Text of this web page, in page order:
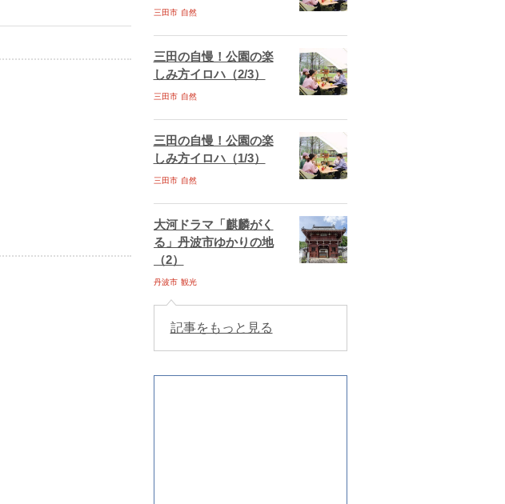
三田市 自然
三田の自慢！公園の楽
しみ方イロハ（2/3）
三田市 自然
三田の自慢！公園の楽
しみ方イロハ（1/3）
三田市 自然
大河ドラマ「麒麟がく
る」丹波市ゆかりの地
（2）
丹波市 観光
記事をもっと見る